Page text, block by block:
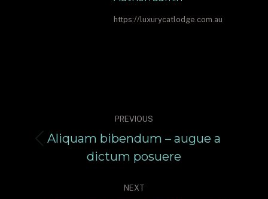
https://luxurycatlodge.com.au
navigation
PREVIOUS
Previous
post:
Aliquam bibendum – augue a
dictum posuere
NEXT